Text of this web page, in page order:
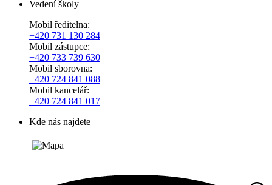
Vedení školy
Mobil ředitelna:
+420 731 130 284
Mobil zástupce:
+420 733 739 630
Mobil sborovna:
+420 724 841 088
Mobil kancelář:
+420 724 841 017
Kde nás najdete